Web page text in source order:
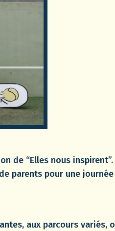
de “Elles nous inspirent”.
parents pour une
aux parcours variés,